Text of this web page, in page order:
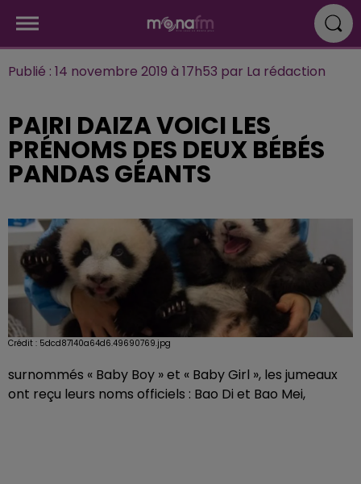
Publié : 14 novembre 2019 à 17h53 par La rédaction
PAIRI DAIZA VOICI LES
PRÉNOMS DES DEUX BÉBÉS
PANDAS GÉANTS
Crédit : 5dcd87140a64d6.49690769.jpg
surnommés « Baby Boy » et « Baby Girl », les jumeaux
ont reçu leurs noms officiels : Bao Di et Bao Mei,